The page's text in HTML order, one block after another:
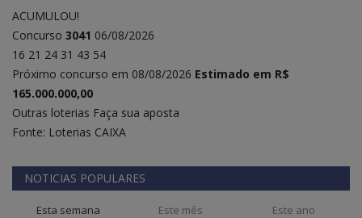
ACUMULOU!
Concurso 3041 06/08/2026
16 21 24 31 43 54
Próximo concurso em 08/08/2026 Estimado em R$
165.000.000,00
Outras loterias Faça sua aposta
Fonte: Loterias CAIXA
NOTICIAS POPULARES
Esta semana Este mês Este ano